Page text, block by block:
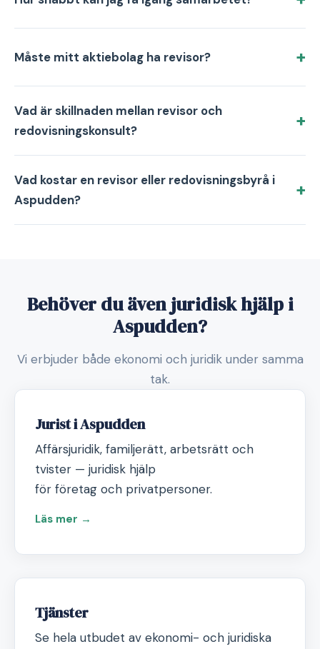
Måste mitt aktiebolag ha revisor?
Vad är skillnaden mellan revisor och
redovisningskonsult?
Vad kostar en revisor eller redovisningsbyrå i
Aspudden?
Behöver du även juridisk hjälp i
Aspudden?
Vi erbjuder både ekonomi och juridik under samma
tak.
Jurist i Aspudden
Affärsjuridik, familjerätt, arbetsrätt och
tvister — juridisk hjälp
för företag och privatpersoner.
Läs mer →
Tjänster
Se hela utbudet av ekonomi- och juridiska